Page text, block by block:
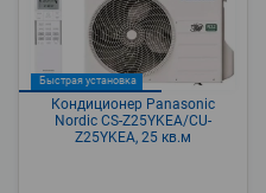
Быстрая установка
Кондиционер Panasonic
Nordic CS-Z25YKEA/CU-
Z25YKEA, 25 кв.м